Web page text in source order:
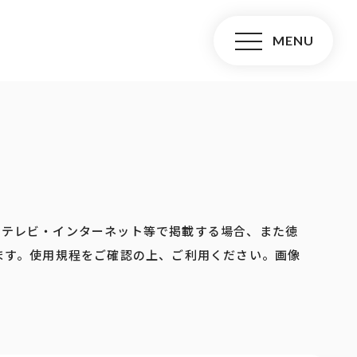
レビ・インターネット等で掲載する場合、また徳
。使用規程をご確認の上、ご利用ください。画像